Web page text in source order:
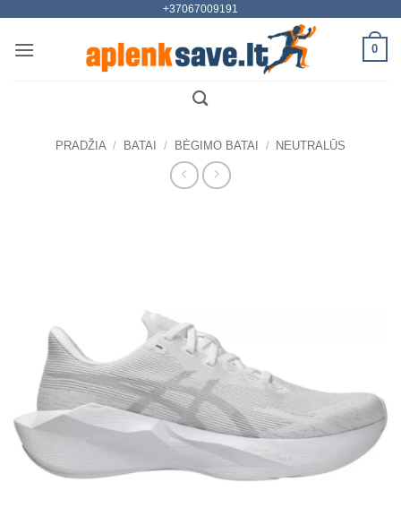
content
+37067009191
0
PRADŽIA / BATAI / BĖGIMO BATAI / NEUTRALŪS